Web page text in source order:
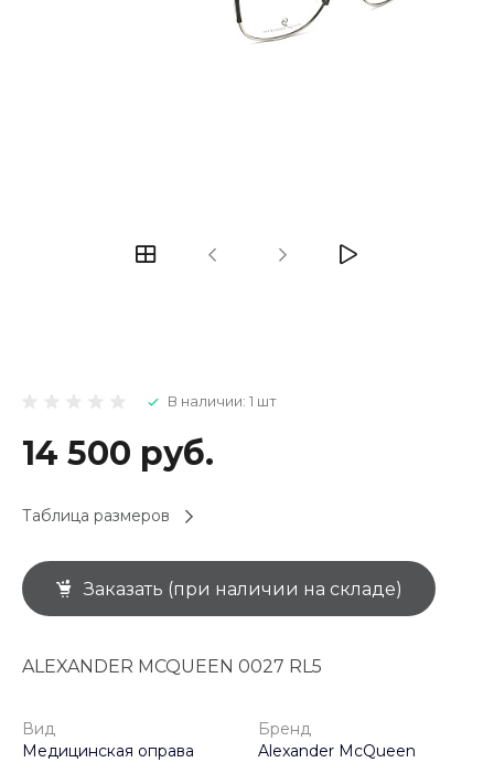
В наличии: 1 шт
14 500 руб.
Таблица размеров
Заказать (при наличии на складе)
ALEXANDER MCQUEEN 0027 RL5
Вид
Медицинская оправа
Бренд
Alexander McQueen